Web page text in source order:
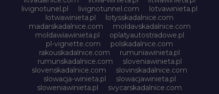
livignotunel.pl
livignotunnel.com
lotvawinieta.pl
lotwawinieta.pl
lotysskadalnice.com
madarskadalnice.com
moldavskadalnice.com
moldawiawinieta.pl
oplatyautostradowe.pl
pl-vignette.com
polskadalnice.com
rakouskadalnice.com
rumuniawinieta.pl
rumunskadalnice.com
sloveniawinieta.pl
slovenskadalnice.com
slovinskadalnice.com
slowacja-winieta.pl
slowacjawinieta.pl
sloweniawinieta.pl
svycarskadalnice.com